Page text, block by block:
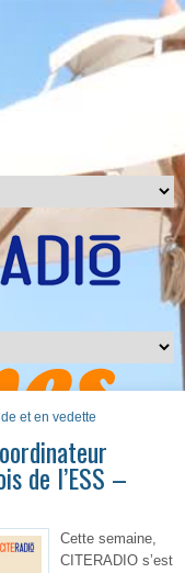
et en vedette
de l’ESS –
Cette semaine,
CITERADIO s’est